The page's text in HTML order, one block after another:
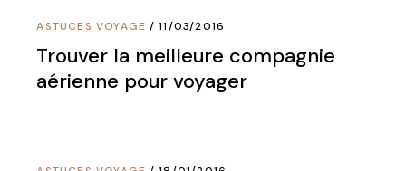
ASTUCES VOYAGE 11/03/2016
Trouver la meilleure compagnie
aérienne pour voyager